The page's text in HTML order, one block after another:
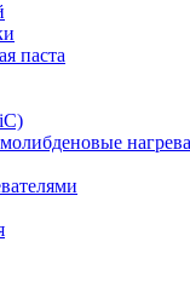
паста